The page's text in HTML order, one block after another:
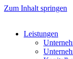
Zum Inhalt springen
Leistungen